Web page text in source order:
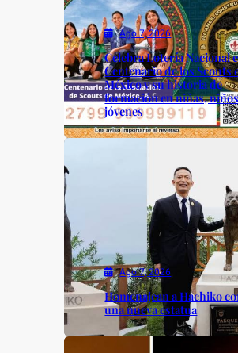
Ago 7, 2026
Celebra Lotería Nacional
Centenario de los Scouts
México y su historia de
formación en niñas,
jóvenes
Ago 7, 2026
Homenajean a Hachiko
una nueva estatua